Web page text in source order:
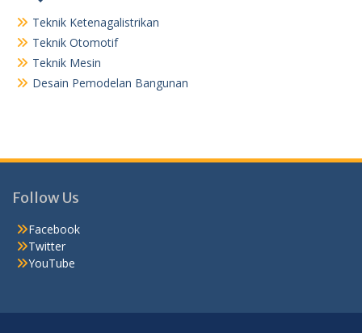
Teknik Ketenagalistrikan
Teknik Otomotif
Teknik Mesin
Desain Pemodelan Bangunan
Follow Us
Facebook
Twitter
YouTube